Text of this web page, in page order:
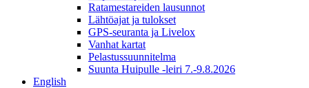
Ratamestareiden lausunnot
Lähtöajat ja tulokset
GPS-seuranta ja Livelox
Vanhat kartat
Pelastussuunnitelma
Suunta Huipulle -leiri 7.-9.8.2026
English